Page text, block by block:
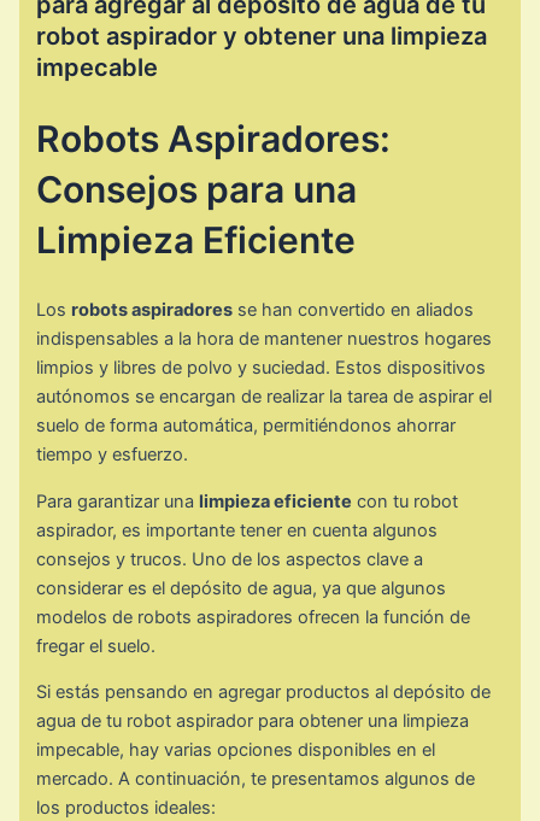
robot aspirador y obtener una limpieza
impecable
Robots Aspiradores:
Consejos para una
Limpieza Eficiente
Los robots aspiradores se han convertido en aliados
indispensables a la hora de mantener nuestros hogares
limpios y libres de polvo y suciedad. Estos dispositivos
autónomos se encargan de realizar la tarea de aspirar el
suelo de forma automática, permitiéndonos ahorrar
tiempo y esfuerzo.
Para garantizar una limpieza eficiente con tu robot
aspirador, es importante tener en cuenta algunos
consejos y trucos. Uno de los aspectos clave a
considerar es el depósito de agua, ya que algunos
modelos de robots aspiradores ofrecen la función de
fregar el suelo.
Si estás pensando en agregar productos al depósito de
agua de tu robot aspirador para obtener una limpieza
impecable, hay varias opciones disponibles en el
mercado. A continuación, te presentamos algunos de
los productos ideales: